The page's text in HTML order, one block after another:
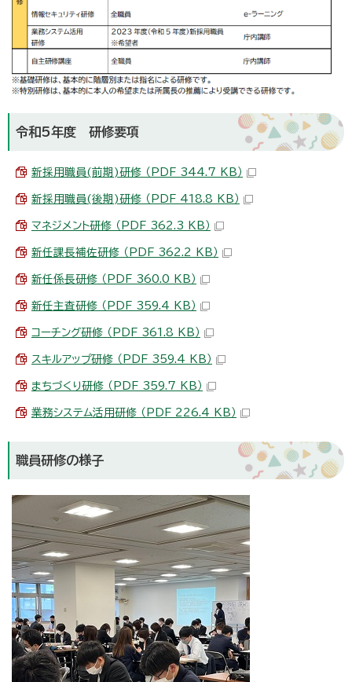
令和5年度 研修要項
新採用職員(前期)研修 （PDF 344.7 KB）
新採用職員(後期)研修 （PDF 418.8 KB）
マネジメント研修 （PDF 362.3 KB）
新任課長補佐研修 （PDF 362.2 KB）
新任係長研修 （PDF 360.0 KB）
新任主査研修 （PDF 359.4 KB）
コーチング研修 （PDF 361.8 KB）
スキルアップ研修 （PDF 359.4 KB）
まちづくり研修 （PDF 359.7 KB）
業務システム活用研修 （PDF 226.4 KB）
職員研修の様子